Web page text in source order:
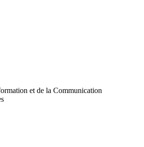
et de la Communication